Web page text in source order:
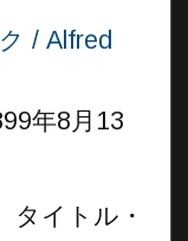
/ Alfred
年8月13
タイトル・